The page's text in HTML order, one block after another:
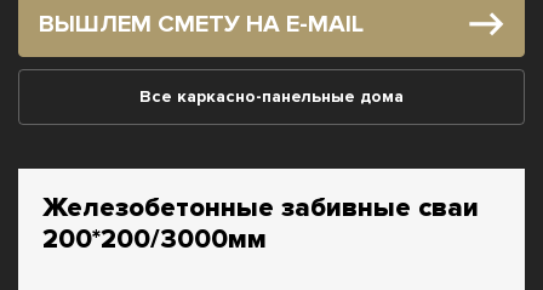
ВЫШЛЕМ СМЕТУ НА E-MAIL
Все каркасно-панельные дома
Железобетонные забивные сваи
200*200/3000мм